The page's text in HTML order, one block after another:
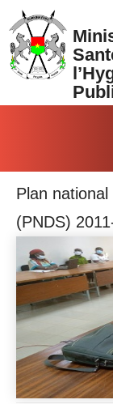
Aller au contenu
Plan
(PNDS)